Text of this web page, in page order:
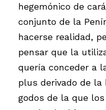
hegemónico de
conjunto de la
hacerse realidad,
pensar que la
quería conceder a
plus derivado de la
godos de la que